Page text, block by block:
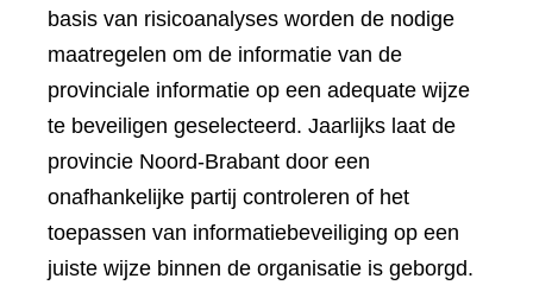
basis van risicoanalyses worden de nodige
maatregelen om de informatie van de
provinciale informatie op een adequate wijze
te beveiligen geselecteerd. Jaarlijks laat de
provincie Noord-Brabant door een
onafhankelijke partij controleren of het
toepassen van informatiebeveiliging op een
juiste wijze binnen de organisatie is geborgd.